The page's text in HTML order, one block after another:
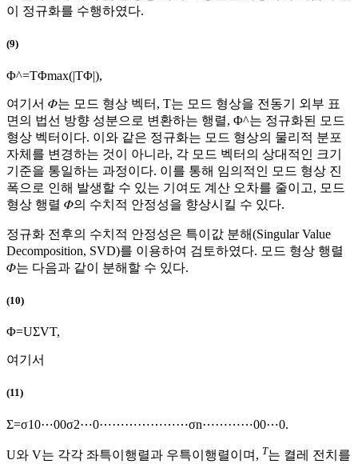
이 정규화를 수행하였다.
(9)
Φ^=TΦmax(|TΦ|),
여기서 𝛷는 모드 형상 벡터, T는 모드 형상을 전동기 외부 표
면의 법선 방향 성분으로 변환하는 행렬, Φ^는 정규화된 모드
형상 벡터이다. 이와 같은 정규화는 모드 형상의 물리적 분포
자체를 변경하는 것이 아니라, 각 모드 벡터의 상대적인 크기
기준을 통일하는 과정이다. 이를 통해 임의적인 모드 형상 진
폭으로 인해 발생할 수 있는 기여도 계산 오차를 줄이고, 모드
형상 행렬 𝛷의 수치적 안정성을 향상시킬 수 있다.
정규화 전후의 수치적 안정성은 특이값 분해(Singular Value
Decomposition, SVD)를 이용하여 검토하였다. 모드 형상 행렬
𝛷는 다음과 같이 분해할 수 있다.
(10)
Φ=UΣVT,
여기서
(11)
Σ=σ10⋯00σ2⋯0⋯⋯⋯⋯⋯⋯⋯σn⋯⋯⋯⋯00⋯0.
U와 V는 각각 좌특이행렬과 우특이행렬이며, T는 켤레 전치를